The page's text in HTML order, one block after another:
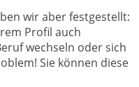
wir aber festgestellt:
Profil auch
wechseln oder sich
Sie können diese